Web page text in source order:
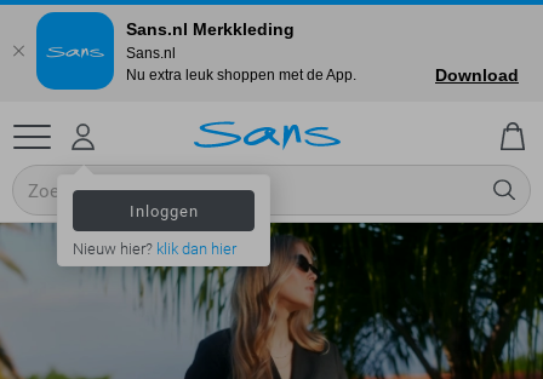
Inloggen
Nieuw hier? klik dan hier
Sans.nl Merkkleding
Sans.nl
Nu extra leuk shoppen met de App.
Download